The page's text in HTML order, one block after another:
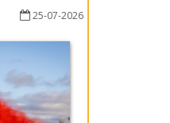
25-07-2026